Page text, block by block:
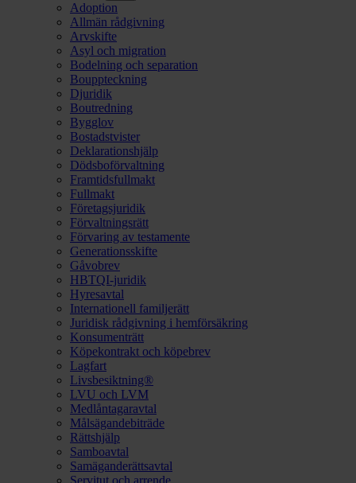
Adoption
Allmän rådgivning
Arvskifte
Asyl och migration
Bodelning och separation
Bouppteckning
Djuridik
Boutredning
Bygglov
Bostadstvister
Deklarationshjälp
Dödsboförvaltning
Framtidsfullmakt
Fullmakt
Företagsjuridik
Förvaltningsrätt
Förvaring av testamente
Generationsskifte
Gåvobrev
HBTQI-juridik
Hyresavtal
Internationell familjerätt
Juridisk rådgivning i hemförsäkring
Konsumenträtt
Köpekontrakt och köpebrev
Lagfart
Livsbesiktning®
LVU och LVM
Medlåntagaravtal
Målsägandebiträde
Rättshjälp
Samboavtal
Samäganderättsavtal
Servitut och arrende